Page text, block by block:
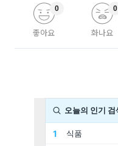
좋아요
0
화나요
0